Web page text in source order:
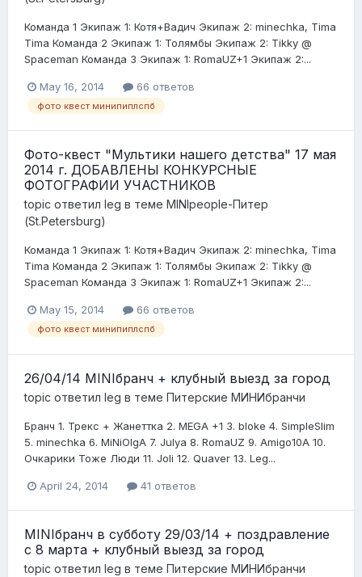
Команда 1 Экипаж 1: Котя+Вадич Экипаж 2: minechka, Tima
Tima Команда 2 Экипаж 1: Толямбы Экипаж 2: Tikky @
Spaceman Команда 3 Экипаж 1: RomaUZ+1 Экипаж 2:...
May 16, 2014 66 ответов
фото квест минипиплспб
Фото-квест "Мультики нашего детства" 17 мая
2014 г. ДОБАВЛЕНЫ КОНКУРСНЫЕ
ФОТОГРАФИИ УЧАСТНИКОВ
topic ответил leg в теме MINIpeople-Питер
(St.Petersburg)
Команда 1 Экипаж 1: Котя+Вадич Экипаж 2: minechka, Tima
Tima Команда 2 Экипаж 1: Толямбы Экипаж 2: Tikky @
Spaceman Команда 3 Экипаж 1: RomaUZ+1 Экипаж 2:...
May 15, 2014 66 ответов
фото квест минипиплспб
26/04/14 MINIбранч + клубный выезд за город
topic ответил leg в теме Питерские МИНИбранчи
Бранч 1. Трекс + Жанеттка 2. MEGA +1 3. bloke 4. SimpleSlim
5. minechka 6. MiNiOlgA 7. Julya 8. RomaUZ 9. Amigo10A 10.
Очкарики Тоже Люди 11. Joli 12. Quaver 13. Leg...
April 24, 2014 41 ответов
MINIбранч в субботу 29/03/14 + поздравление
с 8 марта + клубный выезд за город
topic ответил leg в теме Питерские МИНИбранчи